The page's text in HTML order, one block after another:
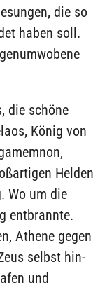
die so
haben soll.
die schöne
König von
Helden
Wo um die
entbrannte.
Athene gegen
selbst hin-
und